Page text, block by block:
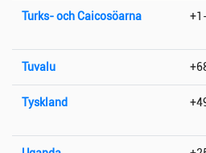
Turks- och Caicosöarna
Tuvalu
Tyskland